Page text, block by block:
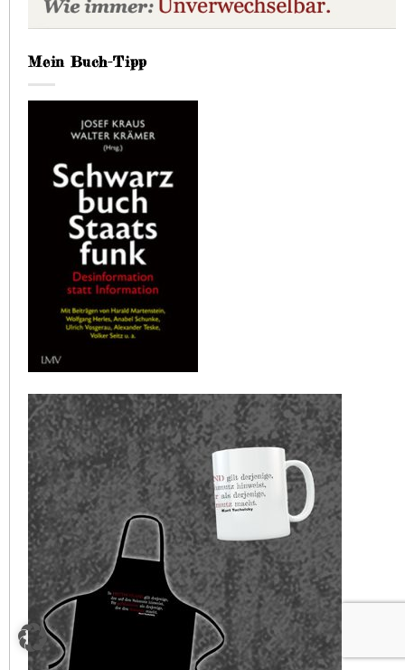
Mein Buch-Tipp